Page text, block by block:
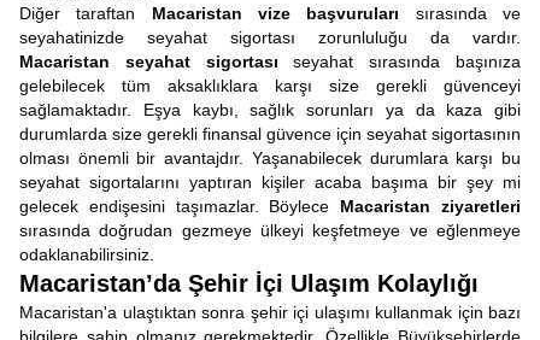
Diğer taraftan Macaristan vize başvuruları sırasında ve
seyahatinizde seyahat sigortası zorunluluğu da vardır.
Macaristan seyahat sigortası seyahat sırasında başınıza
gelebilecek tüm aksaklıklara karşı size gerekli güvenceyi
sağlamaktadır. Eşya kaybı, sağlık sorunları ya da kaza gibi
durumlarda size gerekli finansal güvence için seyahat sigortasının
olması önemli bir avantajdır. Yaşanabilecek durumlara karşı bu
seyahat sigortalarını yaptıran kişiler acaba başıma bir şey mi
gelecek endişesini taşımazlar. Böylece Macaristan ziyaretleri
sırasında doğrudan gezmeye ülkeyi keşfetmeye ve eğlenmeye
odaklanabilirsiniz.
Macaristan’da Şehir İçi Ulaşım Kolaylığı
Macaristan'a ulaştıktan sonra şehir içi ulaşımı kullanmak için bazı